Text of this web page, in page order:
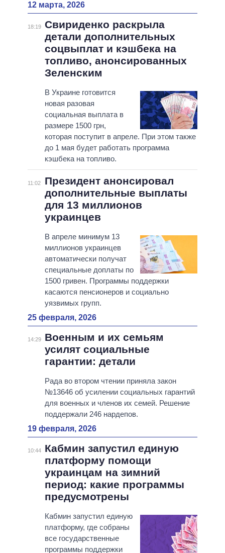
12 марта, 2026
18:19 Свириденко раскрыла
детали дополнительных
соцвыплат и кэшбека на
топливо, анонсированных
Зеленским
В Украине готовится
новая разовая
социальная выплата в
размере 1500 грн,
которая поступит в апреле. При этом также
до 1 мая будет работать программа
кэшбека на топливо.
11:02
Президент анонсировал
дополнительные выплаты
для 13 миллионов
украинцев
В апреле минимум 13
миллионов украинцев
автоматически получат
специальные доплаты по
1500 гривен. Программы поддержки
касаются пенсионеров и социально
уязвимых групп.
25 февраля, 2026
14:29
Военным и их семьям
усилят социальные
гарантии: детали
Рада во втором чтении приняла закон
№13646 об усилении социальных гарантий
для военных и членов их семей. Решение
поддержали 246 нардепов.
19 февраля, 2026
10:44
Кабмин запустил единую
платформу помощи
украинцам на зимний
период: какие программы
предусмотрены
Кабмин запустил единую
платформу, где собраны
все государственные
программы поддержки